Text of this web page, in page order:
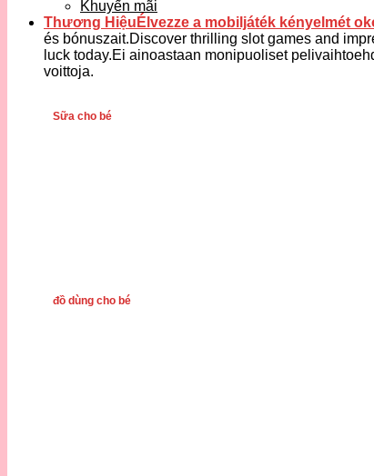
Khuyến mãi
Thương HiệuÉlvezze a mobiljáték kényelmét
és bónuszait.Discover thrilling slot games and
luck today.Ei ainoastaan monipuoliset
voittoja.
Sữa cho bé
đồ dùng cho bé